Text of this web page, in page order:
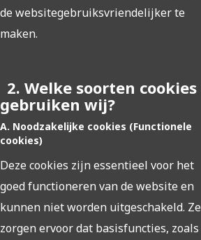
de websitegebruiksvriendelijker te
maken.
2. Welke soorten cookies
gebruiken wij?
A. Noodzakelijke cookies (Functionele
cookies)
Deze cookies zijn essentieel voor het
goed functioneren van de website en
kunnen niet worden uitgeschakeld. Ze
zorgen ervoor dat basisfuncties, zoals